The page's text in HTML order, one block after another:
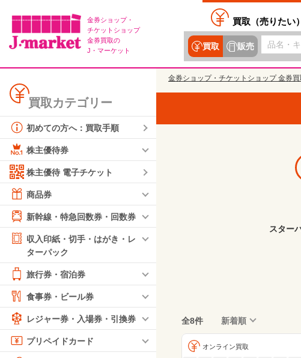
金券ショップ・
チケットショップ
金券買取の
J・マーケット
買取（売りたい）
買取 販売
買取カテゴリー
初めての方へ：買取手順
株主優待券
株主優待 電子チケット
商品券
新幹線・特急回数券・回数券
収入印紙・切手・はがき・レ
ターパック
旅行券・宿泊券
食事券・ビール券
レジャー券・入場券・引換券
プリペイドカード
金券ショップ・チケットショップ 金券
スター
全8件 新着順
オンライン買取